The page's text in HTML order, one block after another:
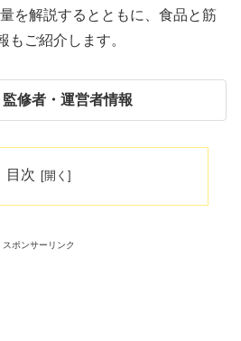
を解説するとともに、食品と筋
もご紹介します。
修者・運営者情報
目次
スポンサーリンク